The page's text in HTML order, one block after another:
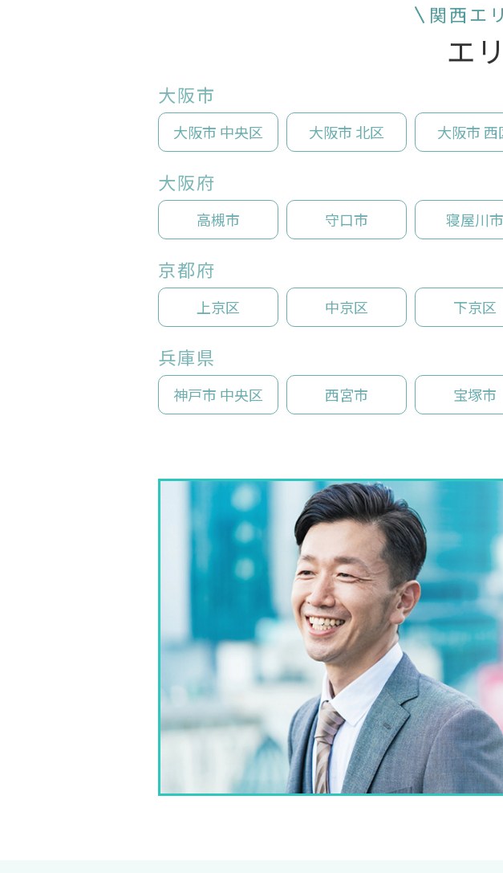
関西エ
エ
大阪市
大阪市 中央区 大阪市 北区 大阪市 西
大阪府
高槻市 守口市 寝屋川市
京都府
上京区 中京区 下京区
兵庫県
神戸市 中央区 西宮市 宝塚市